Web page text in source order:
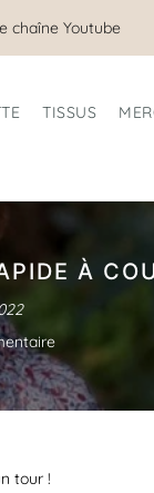
tout l'été !
TISSUS
À
tour !